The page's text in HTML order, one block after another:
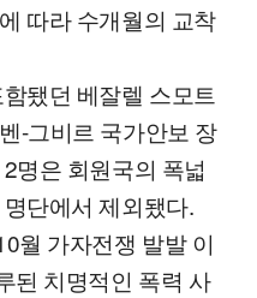
따라 수개월의 교착
됐던 베잘렐 스모트
-그비르 국가안보 장
명은 회원국의 폭넓
단에서 제외됐다.
월 가자전쟁 발발 이
된 치명적인 폭력 사